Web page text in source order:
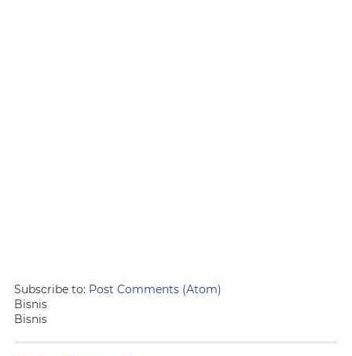
Subscribe to: Post Comments (Atom)
Bisnis
Bisnis